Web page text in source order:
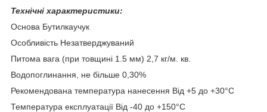
Технічні характеристики:
Основа Бутилкаучук
Особливість Незатверджуваний
Питома вага (при товщині 1.5 мм) 2,7 кг/м. кв.
Водопоглинання, не більше 0,30%
Рекомендована температура нанесення Від +5 до +30°С
Температура експлуатації Від -40 до +150°С